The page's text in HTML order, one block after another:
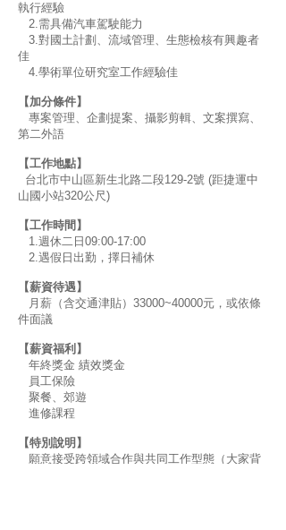
執行經驗
2.需具備汽車駕駛能力
3.對國土計劃、流域管理、生態檢核有興趣者
佳
4.學術單位研究室工作經驗佳
【加分條件】
專案管理、企劃提案、攝影剪輯、文案撰寫、
第二外語
【工作地點】
台北市中山區新生北路二段129-2號 (距捷運中
山國小站320公尺)
【工作時間】
1.週休二日09:00-17:00
2.遇假日出勤，擇日補休
【薪資待遇】
月薪（含交通津貼）33000~40000元，或依條
件面議
【薪資福利】
年終獎金 績效獎金
員工保險
聚餐、郊遊
進修課程
【特別說明】
願意接受跨領域合作與共同工作型態（大家背